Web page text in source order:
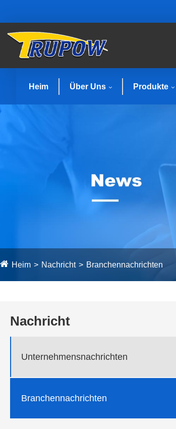
Heim Über Uns Produkte
Heim Nachricht Branchennachrichten
Nachricht
Unternehmensnachrichten
Branchennachrichten